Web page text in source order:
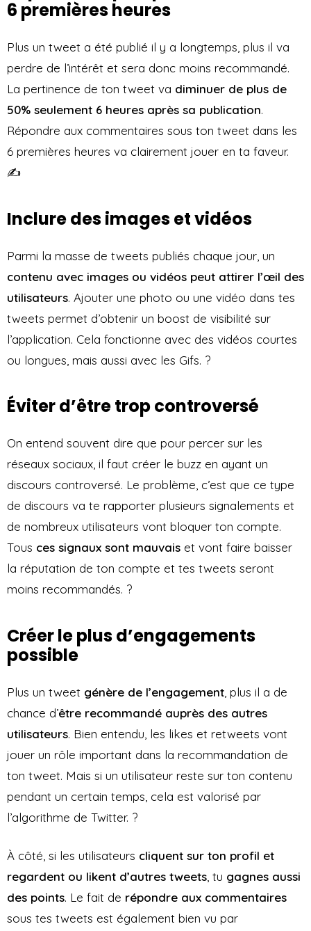
6 premières heures
Plus un tweet a été publié il y a longtemps, plus il va
perdre de l’intérêt et sera donc moins recommandé.
La pertinence de ton tweet va diminuer de plus de
50% seulement 6 heures après sa publication.
Répondre aux commentaires sous ton tweet dans les
6 premières heures va clairement jouer en ta faveur.
✍️
Inclure des images et vidéos
Parmi la masse de tweets publiés chaque jour, un
contenu avec images ou vidéos peut attirer l’œil des
utilisateurs. Ajouter une photo ou une vidéo dans tes
tweets permet d’obtenir un boost de visibilité sur
l’application. Cela fonctionne avec des vidéos courtes
ou longues, mais aussi avec les Gifs. ?
Éviter d’être trop controversé
On entend souvent dire que pour percer sur les
réseaux sociaux, il faut créer le buzz en ayant un
discours controversé. Le problème, c’est que ce type
de discours va te rapporter plusieurs signalements et
de nombreux utilisateurs vont bloquer ton compte.
Tous ces signaux sont mauvais et vont faire baisser
la réputation de ton compte et tes tweets seront
moins recommandés. ?
Créer le plus d’engagements
possible
Plus un tweet génère de l’engagement , plus il a de
chance d’être recommandé auprès des autres
utilisateurs. Bien entendu, les likes et retweets vont
jouer un rôle important dans la recommandation de
ton tweet. Mais si un utilisateur reste sur ton contenu
pendant un certain temps, cela est valorisé par
l’algorithme de Twitter. ?️
À côté, si les utilisateurs cliquent sur ton profil et
regardent ou likent d’autres tweets, tu gagnes aussi
des points. Le fait de répondre aux commentaires
sous tes tweets est également bien vu par